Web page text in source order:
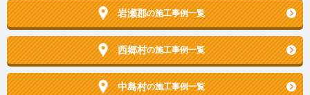
岩瀬郡の施工事例一覧
西郷村の施工事例一覧
中島村の施工事例一覧